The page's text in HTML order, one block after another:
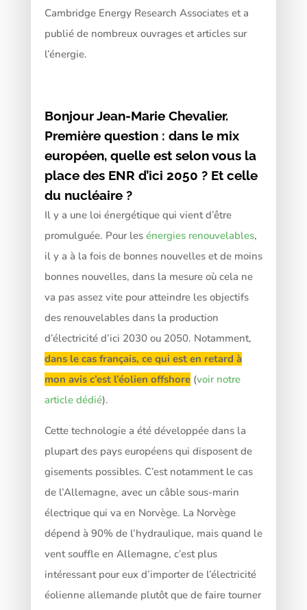
Cambridge Energy Research Associates et a
publié de nombreux ouvrages et articles sur
l’énergie.
Bonjour Jean-Marie Chevalier.
Première question : dans le mix
européen, quelle est selon vous la
place des ENR d’ici 2050 ? Et celle
du nucléaire ?
Il y a une loi énergétique qui vient d’être
promulguée. Pour les énergies renouvelables,
il y a à la fois de bonnes nouvelles et de moins
bonnes nouvelles, dans la mesure où cela ne
va pas assez vite pour atteindre les objectifs
des renouvelables dans la production
d’électricité d’ici 2030 ou 2050. Notamment,
dans le cas français, ce qui est en retard à
mon avis c’est l’éolien offshore(voir notre
article dédié).
Cette technologie a été développée dans la
plupart des pays européens qui disposent de
gisements possibles. C’est notamment le cas
de l’Allemagne, avec un câble sous-marin
électrique qui va en Norvège. La Norvège
dépend à 90% de l’hydraulique, mais quand le
vent souffle en Allemagne, c’est plus
intéressant pour eux d’importer de l’électricité
éolienne allemande plutôt que de faire tourner